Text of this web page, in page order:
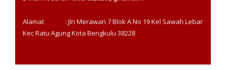
Alamat : Jln Merawan 7 Blok A No 19 Kel Sawah Lebar
Kec Ratu Agung Kota Bengkulu 38228